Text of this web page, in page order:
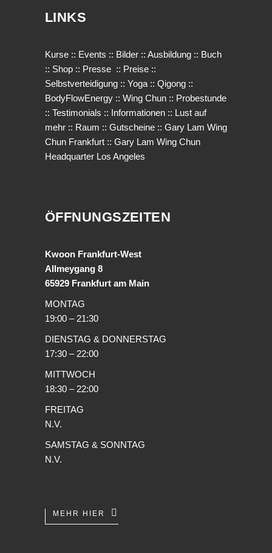
LINKS
Kurse :: Events :: Bilder :: Ausbildung :: Buch
:: Shop :: Presse :: Preise ::
Selbstverteidigung :: Yoga :: Qigong ::
BodyFlowEnergy :: Wing Chun :: Probestunde
:: Testimonials :: Informationen :: Lust auf
mehr :: Raum :: Gutscheine :: Gary Lam Wing
Chun Frankfurt :: Gary Lam Wing Chun
Headquarter Los Angeles
ÖFFNUNGSZEITEN
Kwoon Frankfurt-West
Allmeygang 8
65929 Frankfurt am Main
MONTAG
19:00 – 21:30
DIENSTAG & DONNERSTAG
17:30 – 22:00
MITTWOCH
18:30 – 22:00
FREITAG
N.V.
SAMSTAG & SONNTAG
N.V.
MEHR HIER